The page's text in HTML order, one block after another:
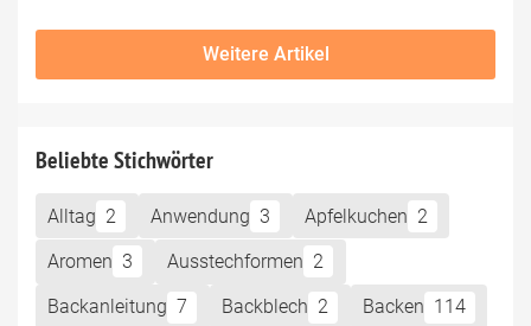
Weitere Artikel
Beliebte Stichwörter
Alltag 2 Anwendung 3 Apfelkuchen 2
Aromen 3 Ausstechformen 2
Backanleitung 7 Backblech 2 Backen 114